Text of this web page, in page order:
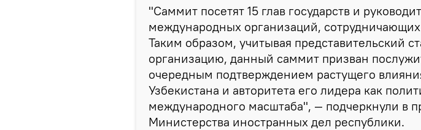
"Саммит посетят 15 глав государств и
международных организаций,
Таким образом, учитывая представительский
организацию, данный саммит призван
очередным подтверждением растущего
Узбекистана и авторитета его лидера как
международного масштаба", — подчеркнули в
Министерства иностранных дел республики.